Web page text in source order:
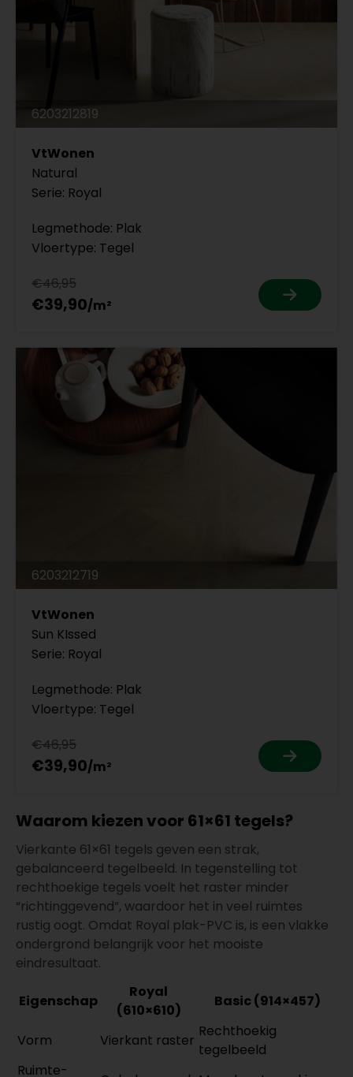
6203212819
VtWonen
Natural
Serie: Royal
Legmethode: Plak
Vloertype: Tegel
€46,95
€39,90
6203212719
VtWonen
Sun KIssed
Serie: Royal
Legmethode: Plak
Vloertype: Tegel
€46,95
€39,90
Waarom kiezen voor 61×61 tegels?
Vierkante 61×61 tegels geven een strak,
gebalanceerd tegelbeeld. In tegenstelling tot
rechthoekige tegels voelt het raster minder
“richtinggevend”, waardoor het in veel ruimtes
rustig oogt. Omdat Royal plak-PVC is, is een vlakke
ondergrond belangrijk voor het mooiste
eindresultaat.
Eigenschap
Royal
(610×610)
Basic (914×457)
Vorm Vierkant raster
Rechthoekig
tegelbeeld
Ruimte-